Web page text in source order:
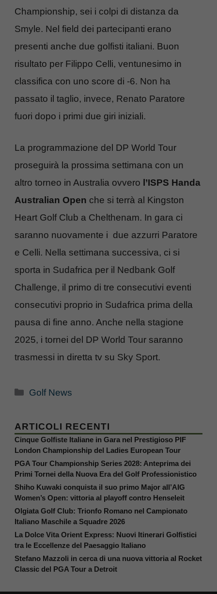
Championship, sei i colpi di distanza da
Smyle. Nel field dei partecipanti erano
presenti anche due golfisti italiani. Buon
risultato per Filippo Celli, ventunesimo in
classifica con uno score di -6. Non ha
passato il taglio, invece, Renato Paratore
fuori dopo i primi due giri iniziali.
La programmazione del DP World Tour
proseguirà la prossima settimana con un
altro torneo in Australia ovvero l’ISPS Handa
Australian Open che si terrà al Kingston
Heart Golf Club a Chelthenam. In gara ci
saranno nuovamente i due azzurri Paratore
e Celli. Nella settimana successiva, ci si
sporta in Sudafrica per il Nedbank Golf
Challenge, il primo di tre consecutivi eventi
consecutivi proprio in Sudafrica prima della
pausa di fine anno. Anche nella stagione
2025, i tornei del DP World Tour saranno
trasmessi in diretta tv su Sky Sport.
Categorie
Golf News
ARTICOLI RECENTI
Cinque Golfiste Italiane in Gara nel Prestigioso PIF
London Championship del Ladies European Tour
PGA Tour Championship Series 2028: Anteprima dei
Primi Tornei della Nuova Era del Golf Professionistico
Shiho Kuwaki conquista il suo primo Major all’AIG
Women’s Open: vittoria al playoff contro Henseleit
Olgiata Golf Club: Trionfo Romano nel Campionato
Italiano Maschile a Squadre 2026
La Dolce Vita Orient Express: Nuovi Itinerari Golfistici
tra le Eccellenze del Paesaggio Italiano
Stefano Mazzoli in cerca di una nuova vittoria al Rocket
Classic del PGA Tour a Detroit